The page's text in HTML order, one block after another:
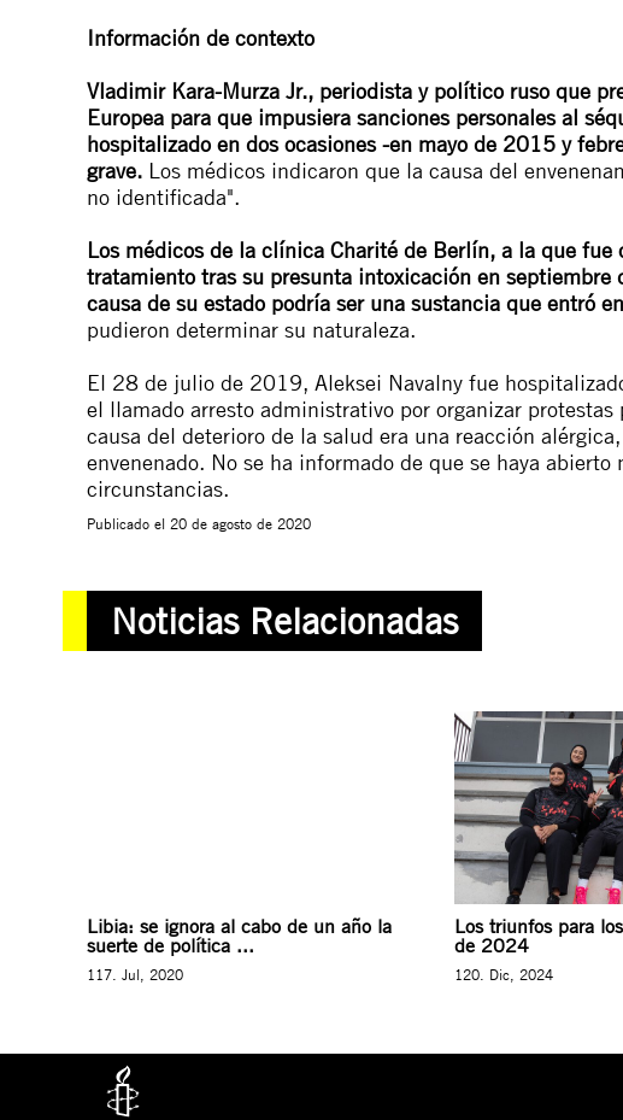
Información de contexto
Vladimir Kara-Murza Jr., periodista y político ruso que
Europea para que impusiera sanciones personales al
hospitalizado en dos ocasiones -en mayo de 2015 y
grave. Los médicos indicaron que la causa del
no identificada".
Los médicos de la clínica Charité de Berlín, a la que
tratamiento tras su presunta intoxicación en
causa de su estado podría ser una sustancia que entró
pudieron determinar su naturaleza.
El 28 de julio de 2019, Aleksei Navalny fue
el llamado arresto administrativo por organizar
causa del deterioro de la salud era una reacción
envenenado. No se ha informado de que se haya
circunstancias.
Publicado el 20 de agosto de 2020
Noticias Relacionadas
Libia: se ignora al cabo de un año la
suerte de política ...
117. Jul, 2020
Los triunfos para
de 2024
120. Dic, 2024